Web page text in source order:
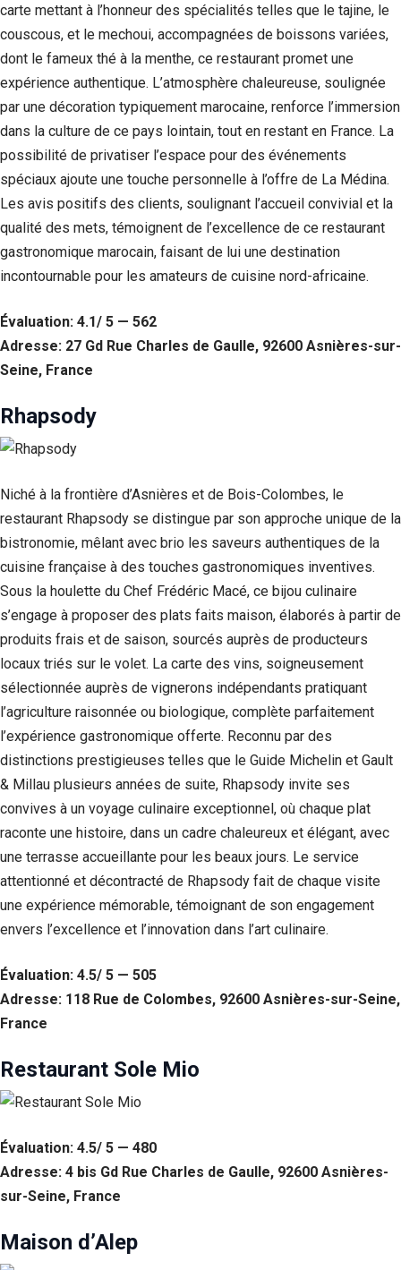
carte mettant à l’honneur des spécialités telles que le tajine, le
couscous, et le mechoui, accompagnées de boissons variées,
dont le fameux thé à la menthe, ce restaurant promet une
expérience authentique. L’atmosphère chaleureuse, soulignée
par une décoration typiquement marocaine, renforce l’immersion
dans la culture de ce pays lointain, tout en restant en France. La
possibilité de privatiser l’espace pour des événements
spéciaux ajoute une touche personnelle à l’offre de La Médina.
Les avis positifs des clients, soulignant l’accueil convivial et la
qualité des mets, témoignent de l’excellence de ce restaurant
gastronomique marocain, faisant de lui une destination
incontournable pour les amateurs de cuisine nord-africaine.
Évaluation: 4.1/ 5 — 562
Adresse: 27 Gd Rue Charles de Gaulle, 92600 Asnières-sur-
Seine, France
Rhapsody
Niché à la frontière d’Asnières et de Bois-Colombes, le
restaurant Rhapsody se distingue par son approche unique de la
bistronomie, mêlant avec brio les saveurs authentiques de la
cuisine française à des touches gastronomiques inventives.
Sous la houlette du Chef Frédéric Macé, ce bijou culinaire
s’engage à proposer des plats faits maison, élaborés à partir de
produits frais et de saison, sourcés auprès de producteurs
locaux triés sur le volet. La carte des vins, soigneusement
sélectionnée auprès de vignerons indépendants pratiquant
l’agriculture raisonnée ou biologique, complète parfaitement
l’expérience gastronomique offerte. Reconnu par des
distinctions prestigieuses telles que le Guide Michelin et Gault
& Millau plusieurs années de suite, Rhapsody invite ses
convives à un voyage culinaire exceptionnel, où chaque plat
raconte une histoire, dans un cadre chaleureux et élégant, avec
une terrasse accueillante pour les beaux jours. Le service
attentionné et décontracté de Rhapsody fait de chaque visite
une expérience mémorable, témoignant de son engagement
envers l’excellence et l’innovation dans l’art culinaire.
Évaluation: 4.5/ 5 — 505
Adresse: 118 Rue de Colombes, 92600 Asnières-sur-Seine,
France
Restaurant Sole Mio
Évaluation: 4.5/ 5 — 480
Adresse: 4 bis Gd Rue Charles de Gaulle, 92600 Asnières-
sur-Seine, France
Maison d’Alep